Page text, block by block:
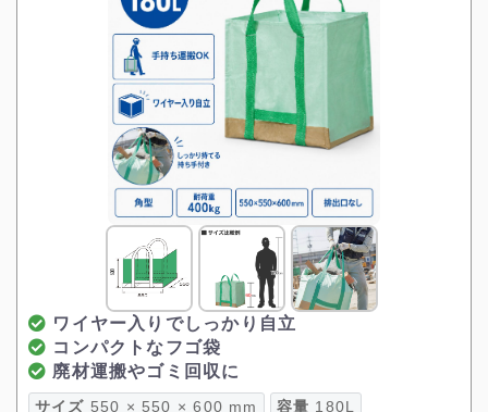
ワイヤー入りでしっかり自立
コンパクトなフゴ袋
廃材運搬やゴミ回収に
サイズ 550 × 550 × 600 mm 容量 180L